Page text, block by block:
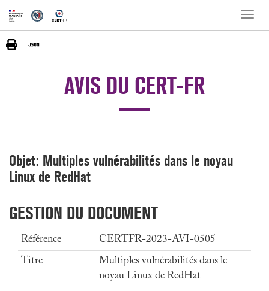
Toggle
AVIS DU CERT-FR
Objet: Multiples vulnérabilités dans le noyau
Linux de RedHat
GESTION DU DOCUMENT
Référence
CERTFR-2023-AVI-0505
Titre
Multiples vulnérabilités dans le
noyau Linux de RedHat